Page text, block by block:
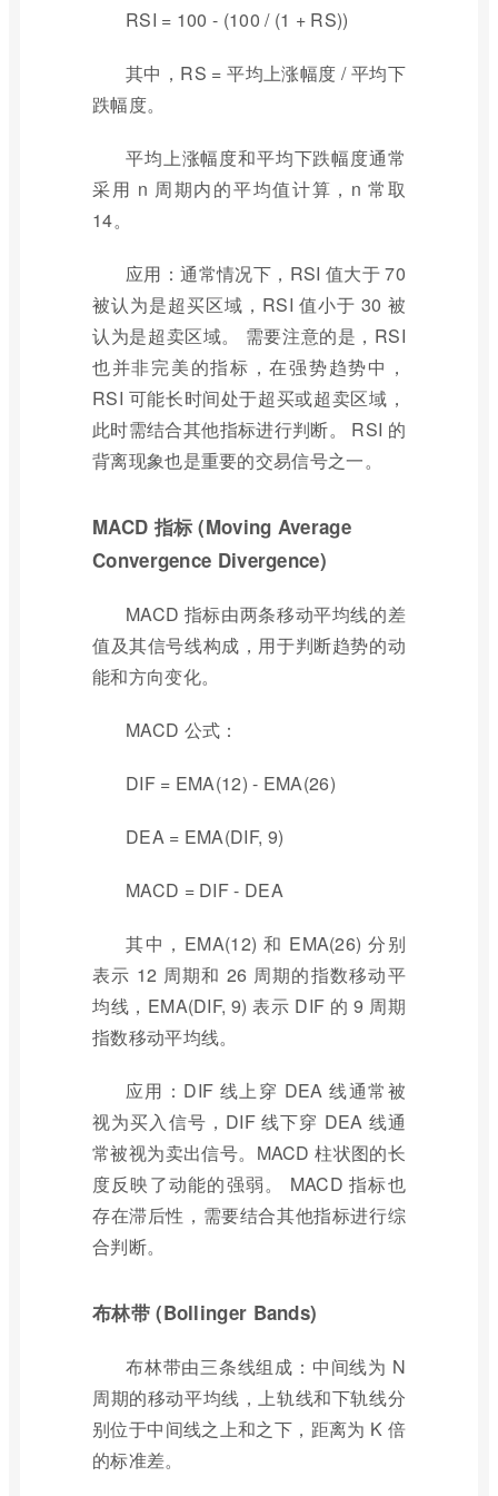
RSI = 100 - (100 / (1 + RS))
其中，RS = 平均上涨幅度 / 平均下
跌幅度。
平均上涨幅度和平均下跌幅度通常
采用 n 周期内的平均值计算，n 常取
14。
应用：通常情况下，RSI 值大于 70
被认为是超买区域，RSI 值小于 30 被
认为是超卖区域。 需要注意的是，RSI
也并非完美的指标，在强势趋势中，
RSI 可能长时间处于超买或超卖区域，
此时需结合其他指标进行判断。 RSI 的
背离现象也是重要的交易信号之一。
MACD 指标 (Moving Average
Convergence Divergence)
MACD 指标由两条移动平均线的差
值及其信号线构成，用于判断趋势的动
能和方向变化。
MACD 公式：
DIF = EMA(12) - EMA(26)
DEA = EMA(DIF, 9)
MACD = DIF - DEA
其中，EMA(12) 和 EMA(26) 分别
表示 12 周期和 26 周期的指数移动平
均线，EMA(DIF, 9) 表示 DIF 的 9 周期
指数移动平均线。
应用：DIF 线上穿 DEA 线通常被
视为买入信号，DIF 线下穿 DEA 线通
常被视为卖出信号。MACD 柱状图的长
度反映了动能的强弱。 MACD 指标也
存在滞后性，需要结合其他指标进行综
合判断。
布林带 (Bollinger Bands)
布林带由三条线组成：中间线为 N
周期的移动平均线，上轨线和下轨线分
别位于中间线之上和之下，距离为 K 倍
的标准差。